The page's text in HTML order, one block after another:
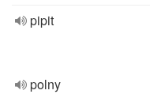
pipit
polny